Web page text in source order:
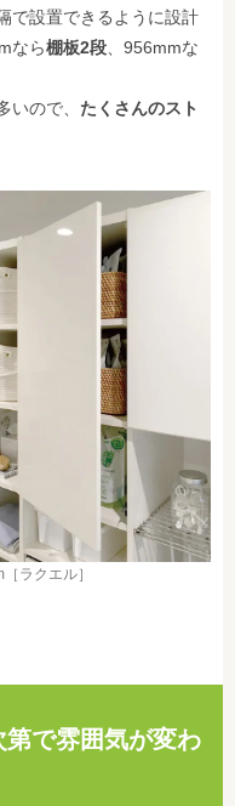
で設置できるように設計
なら棚板2段、956mmな
いので、 たくさんのスト
ラクエル］
で雰囲気が変わ